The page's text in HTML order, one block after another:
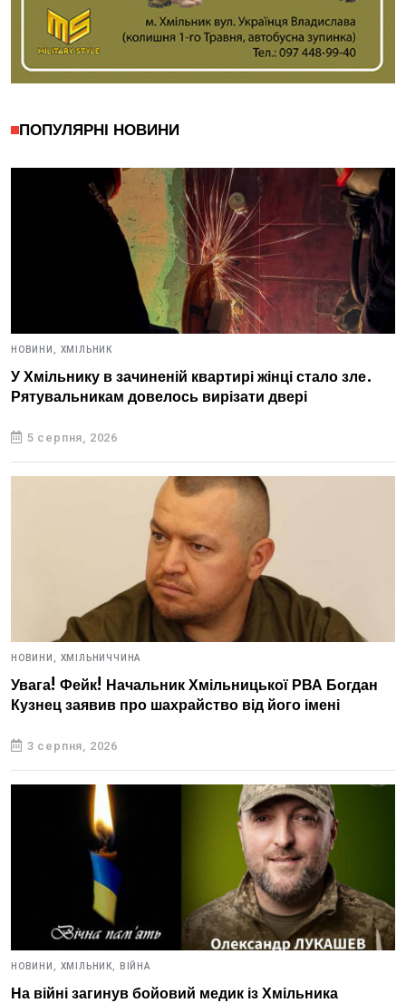
ПОПУЛЯРНІ НОВИНИ
НОВИНИ, ХМІЛЬНИК
У Хмільнику в зачиненій квартирі жінці стало зле.
Рятувальникам довелось вирізати двері
5 серпня, 2026
НОВИНИ, ХМІЛЬНИЧЧИНА
Увага! Фейк! Начальник Хмільницької РВА Богдан
Кузнец заявив про шахрайство від його імені
3 серпня, 2026
НОВИНИ, ХМІЛЬНИК, ВІЙНА
На війні загинув бойовий медик із Хмільника